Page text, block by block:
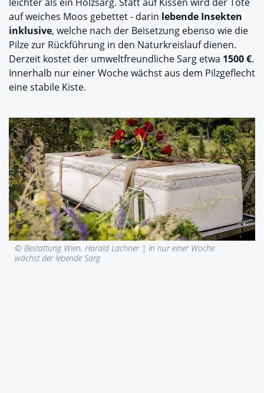
auf weiches Moos gebettet - darin lebende Insekten
inklusive, welche nach der Beisetzung ebenso wie die
Pilze zur Rückführung in den Naturkreislauf dienen.
Derzeit kostet der umweltfreundliche Sarg etwa 1500 €.
Innerhalb nur einer Woche wächst aus dem Pilzgeflecht
eine stabile Kiste.
© Bestattung Wien, Harald Lachner | In nur einer Woche
wächst der lebende Sarg